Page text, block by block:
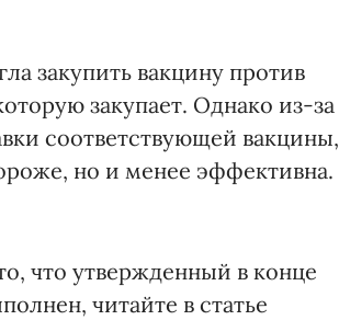
закупить вакцину против
закупает. Однако из-за
соответствующей вакцины,
но и менее эффективна.
что утвержденный в конце
читайте в статье